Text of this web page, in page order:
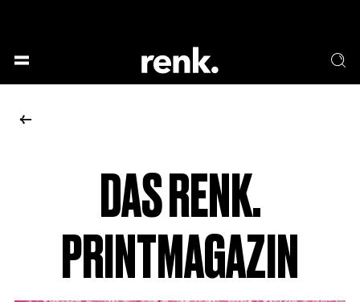
DAS RENK.
PRINTMAGAZIN